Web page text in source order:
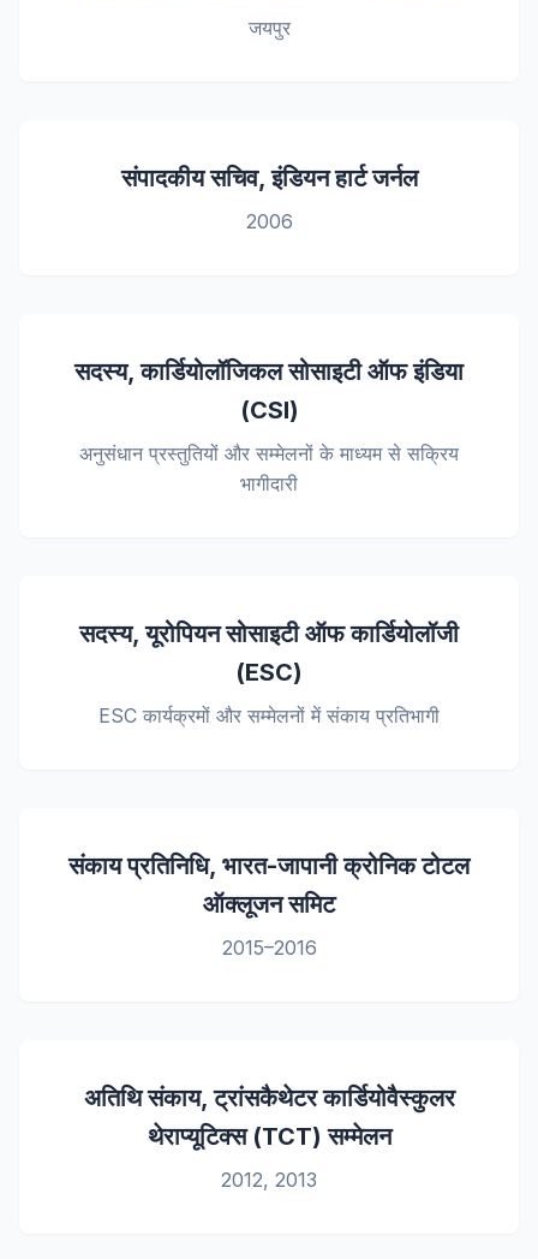
जयपुर
संपादकीय सचिव, इंडियन हार्ट जर्नल
2006
सदस्य, कार्डियोलॉजिकल सोसाइटी ऑफ इंडिया
(CSI)
अनुसंधान प्रस्तुतियों और सम्मेलनों के माध्यम से सक्रिय
भागीदारी
सदस्य, यूरोपियन सोसाइटी ऑफ कार्डियोलॉजी
(ESC)
ESC कार्यक्रमों और सम्मेलनों में संकाय प्रतिभागी
संकाय प्रतिनिधि, भारत-जापानी क्रोनिक टोटल
ऑक्लूजन समिट
2015–2016
अतिथि संकाय, ट्रांसकैथेटर कार्डियोवैस्कुलर
थेराप्यूटिक्स (TCT) सम्मेलन
2012, 2013